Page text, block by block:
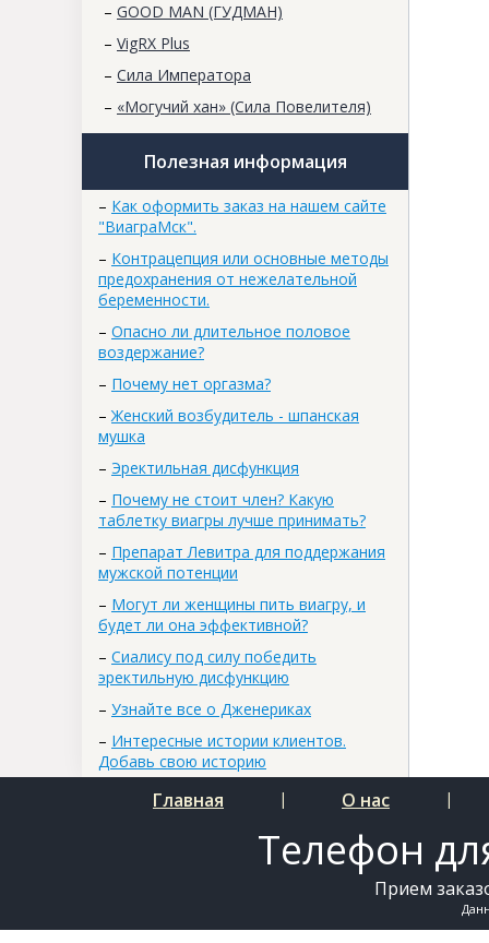
– GOOD MAN (ГУДМАН)
– VigRX Plus
– Сила Императора
– «Могучий хан» (Сила Повелителя)
Полезная информация
– Как оформить заказ на нашем сайте
"ВиаграМск".
– Контрацепция или основные методы
предохранения от нежелательной
беременности.
– Опасно ли длительное половое
воздержание?
– Почему нет оргазма?
–Женский возбудитель - шпанская
мушка
– Эректильная дисфункция
– Почему не стоит член? Какую
таблетку виагры лучше принимать?
– Препарат Левитра для поддержания
мужской потенции
– Могут ли женщины пить виагру, и
будет ли она эффективной?
– Сиалису под силу победить
эректильную дисфункцию
– Узнайте все о Дженериках
– Интересные истории клиентов.
Добавь свою историю
Главная | О нас |
Телефон
Прием